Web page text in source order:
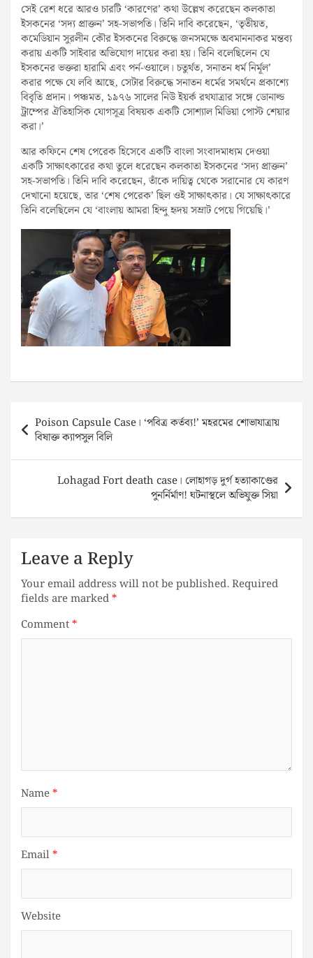
সেই রেশ ধরে আরও চারটি ‘কারণের’ কথা উল্লেখ করেছেন কলকাতা
ইসকনের ‘সদ্য প্রাক্তন’ সহ-সভাপতি। তিনি দাবি করেছেন, ‘তৃতীয়ত,
কমেডিয়ান সুরলীন কৌর ইসকনের বিরুদ্ধে জনসমক্ষে অবমাননাকর মন্তব্য
করায় একটি সাইবার অভিযোগ দায়ের করা হয়। তিনি বলেছিলেন যে
ইসকনের ভক্তরা হারামি এবং পর্ন-ওয়ালে। চতুর্থত, সনাতন ধর্ম নির্মূল’
করার পক্ষে যে লবি আছে, সেটার বিরুদ্ধে সনাতন ধর্মের সমর্থনে প্রকাশ্যে
বিবৃতি প্রদান। পঞ্চমত, ১৯৭৬ সালের নিউ ইয়র্ক রথযাত্রার সঙ্গে ডোনাল্ড
ট্রাম্পের ঐতিহাসিক যোগসূত্র বিষয়ক একটি সোশ্যাল মিডিয়া পোস্ট শেয়ার
করা।’
আর কফিনে শেষ পেরেক হিসেবে একটি বাংলা সংবাদমাধ্যম দেওয়া
একটি সাক্ষাৎকারের কথা তুলে ধরেছেন কলকাতা ইসকনের ‘সদ্য প্রাক্তন’
সহ-সভাপতি। তিনি দাবি করেছেন, তাঁকে দায়িত্ব থেকে সরানোর যে কারণ
দেখানো হয়েছে, তার ‘শেষ পেরেক’ ছিল ওই সাক্ষাৎকার। যে সাক্ষাৎকারে
তিনি বলেছিলেন যে ‘বাংলায় আমরা হিন্দু হৃদয় সম্রাট পেয়ে গিয়েছি।’
navigation
Poison Capsule Case। ‘পবিত্র কর্তব্য!’ মহরমের শোভাযাত্রায়
বিষাক্ত ক্যাপসুল বিলি
Lohagad Fort death case। লোহাগড় দুর্গ হত্যাকাণ্ডের
পুনর্নির্মাণ! ঘটনাস্থলে অভিযুক্ত সিয়া
Leave a Reply
Your email address will not be published.Required
fields are marked*
Comment*
Name*
Email*
Website